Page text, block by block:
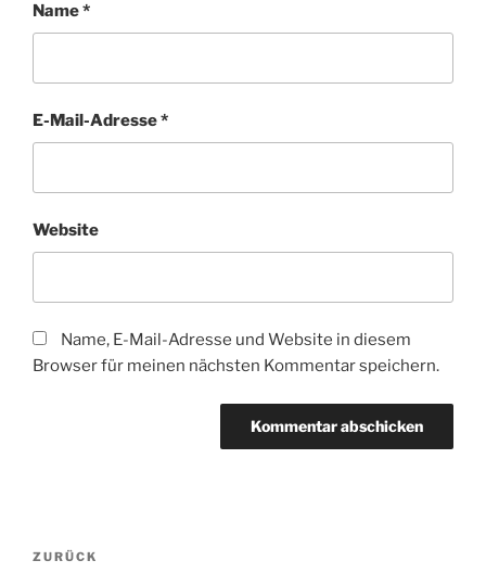
Name*
E-Mail-Adresse*
Website
Name, E-Mail-Adresse und Website in diesem
Browser für meinen nächsten Kommentar speichern.
Beitragsnavigation
Vorheriger
ZURÜCK